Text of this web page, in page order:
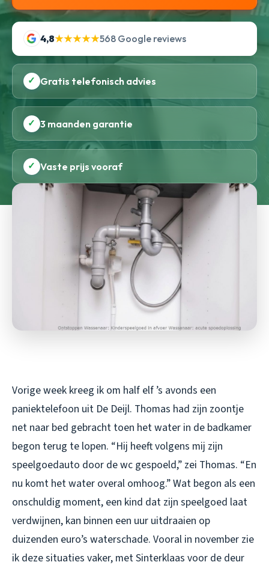
4,8★★★★★568 Google reviews
✓ Gratis telefonisch advies
✓ 3 maanden garantie
✓ Vaste prijs vooraf
Vorige week kreeg ik om half elf ’s avonds een
paniektelefoon uit De Deijl. Thomas had zijn zoontje
net naar bed gebracht toen het water in de badkamer
begon terug te lopen. “Hij heeft volgens mij zijn
speelgoedauto door de wc gespoeld,” zei Thomas. “En
nu komt het water overal omhoog.” Wat begon als een
onschuldig moment, een kind dat zijn speelgoed laat
verdwijnen, kan binnen een uur uitdraaien op
duizenden euro’s waterschade. Vooral in november zie
ik deze situaties vaker, met Sinterklaas voor de deur